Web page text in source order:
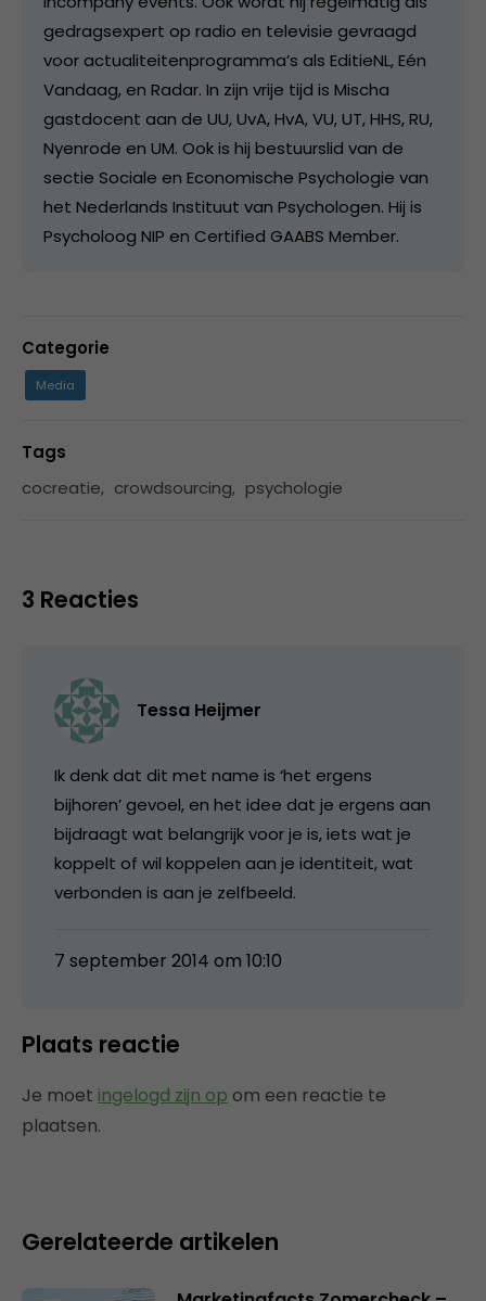
gedragsexpert op radio en televisie gevraagd
voor actualiteitenprogramma’s als EditieNL, Eén
Vandaag, en Radar. In zijn vrije tijd is Mischa
gastdocent aan de UU, UvA, HvA, VU, UT, HHS, RU,
Nyenrode en UM. Ook is hij bestuurslid van de
sectie Sociale en Economische Psychologie van
het Nederlands Instituut van Psychologen. Hij is
Psycholoog NIP en Certified GAABS Member.
Categorie
Media
Tags
cocreatie, crowdsourcing, psychologie
3 Reacties
Tessa Heijmer
Ik denk dat dit met name is ‘het ergens
bijhoren’ gevoel, en het idee dat je ergens aan
bijdraagt wat belangrijk voor je is, iets wat je
koppelt of wil koppelen aan je identiteit, wat
verbonden is aan je zelfbeeld.
7 september 2014 om 10:10
Plaats reactie
Je moet ingelogd zijn op om een reactie te
plaatsen.
Gerelateerde artikelen